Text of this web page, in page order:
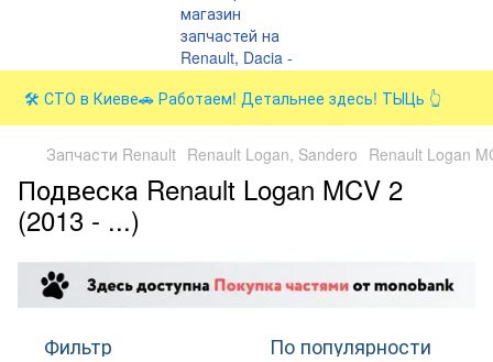
🛠️ СТО в Киеве🚗 Работаем! Детальнее здесь! ТЫЦь 👆
Запчасти Renault Renault Logan, Sandero Renault Logan
Подвеска Renault Logan MCV 2
(2013 - ...)
Фильтр По популярности